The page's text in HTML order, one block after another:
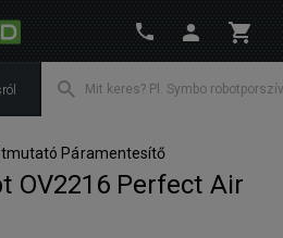
Páramentesítő
OV2216 Perfect Air